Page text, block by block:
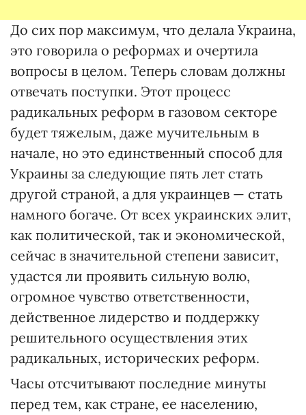
До сих пор максимум, что делала Украина,
это говорила о реформах и очертила
вопросы в целом. Теперь словам должны
отвечать поступки. Этот процесс
радикальных реформ в газовом секторе
будет тяжелым, даже мучительным в
начале, но это единственный способ для
Украины за следующие пять лет стать
другой страной, а для украинцев — стать
намного богаче. От всех украинских элит,
как политической, так и экономической,
сейчас в значительной степени зависит,
удастся ли проявить сильную волю,
огромное чувство ответственности,
действенное лидерство и поддержку
решительного осуществления этих
радикальных, исторических реформ.
Часы отсчитывают последние минуты
перед тем, как стране, ее населению,